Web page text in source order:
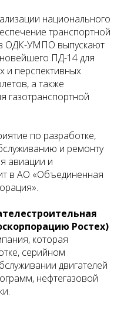
национального
транспортной
в ОДК-УМПО выпускают
ПД-14 для
и перспективных
а также
газотранспортной
по разработке,
и ремонту
авиации и
в АО «Объединенная
Ростех)
которая
серийном
двигателей
нефтегазовой